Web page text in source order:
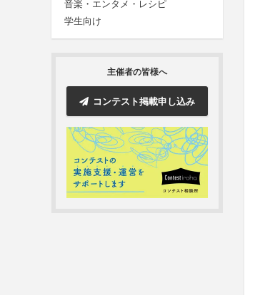
音楽・エンタメ・レシピ
学生向け
主催者の皆様へ
コンテスト掲載申し込み